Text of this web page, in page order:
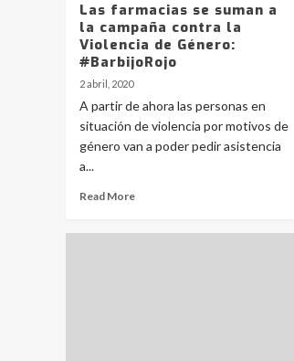
Las farmacias se suman a
la campaña contra la
Violencia de Género:
#BarbijoRojo
2 abril, 2020
A partir de ahora las personas en
situación de violencia por motivos de
género van a poder pedir asistencia
a...
Read More